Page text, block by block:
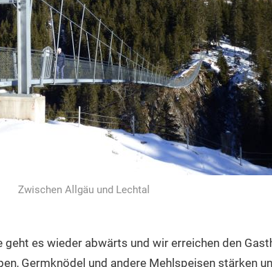
Zwischen Allgäu und Lechtal
es wieder abwärts und wir erreichen den
Germknödel und andere Mehlspeisen stärken